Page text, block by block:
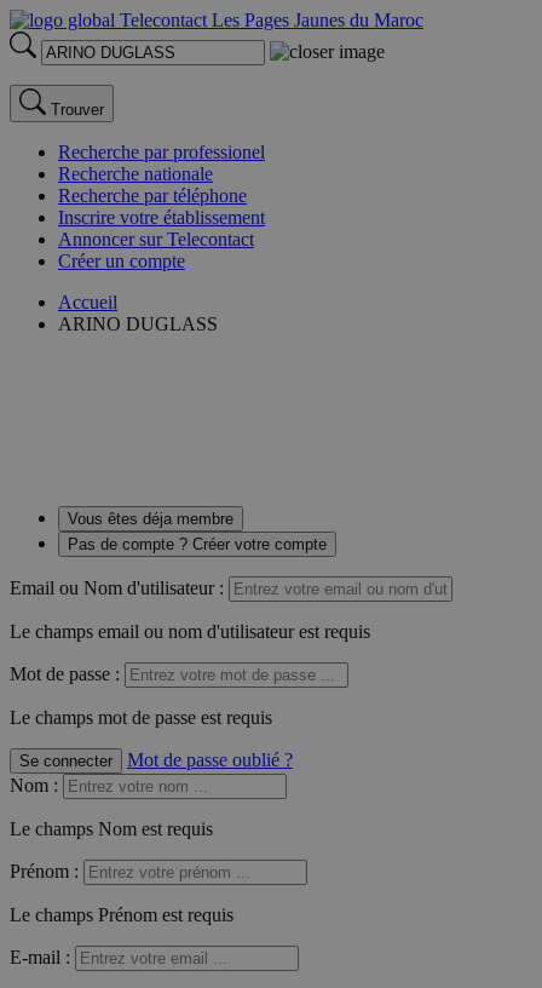
Trouver
Recherche par professionel
Recherche nationale
Recherche par téléphone
Inscrire votre établissement
Annoncer sur Telecontact
Créer un compte
Accueil
ARINO DUGLASS
Vous êtes déja membre
Pas de compte ? Créer votre compte
Email ou Nom d'utilisateur :
Le champs email ou nom d'utilisateur est requis
Mot de passe :
Le champs mot de passe est requis
Se connecter
Mot de passe oublié ?
Nom :
Le champs Nom est requis
Prénom :
Le champs Prénom est requis
E-mail :